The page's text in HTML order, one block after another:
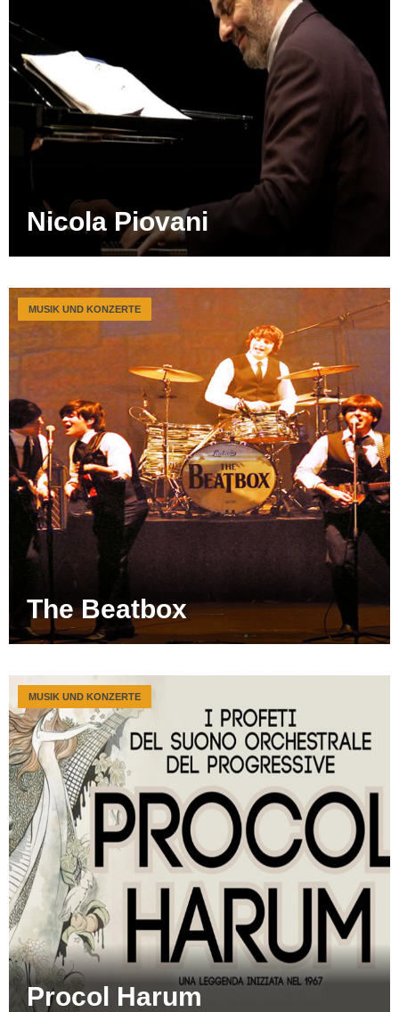
Nicola Piovani
The Beatbox
MUSIK UND KONZERTE
Procol Harum
MUSIK UND KONZERTE